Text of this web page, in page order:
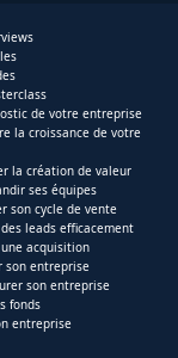
de votre entreprise
la croissance de votre
la création de valeur
ses équipes
son cycle de vente
leads efficacement
acquisition
son entreprise
son entreprise
fonds
entreprise